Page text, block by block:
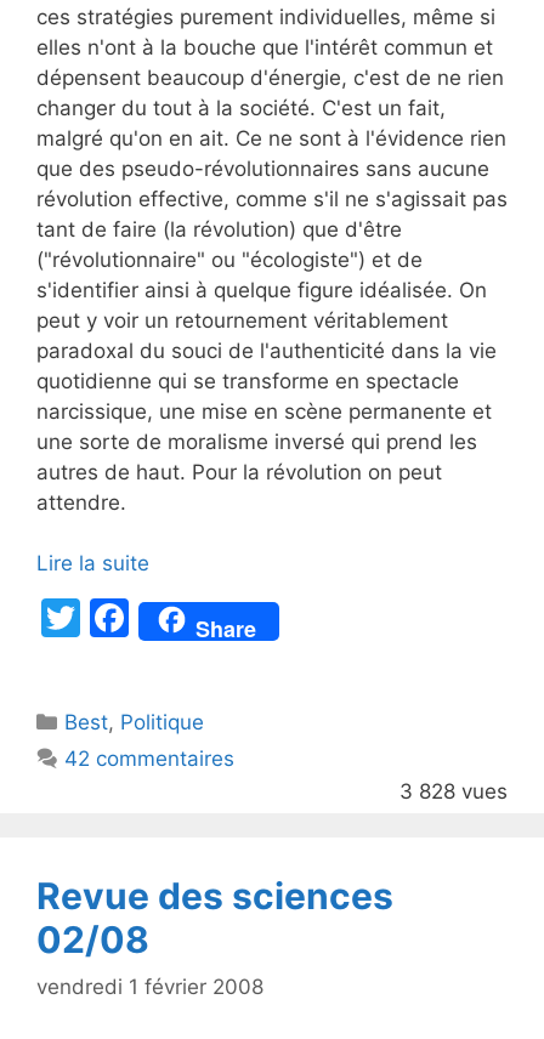
ces stratégies purement individuelles, même si
elles n'ont à la bouche que l'intérêt commun et
dépensent beaucoup d'énergie, c'est de ne rien
changer du tout à la société. C'est un fait,
malgré qu'on en ait. Ce ne sont à l'évidence rien
que des pseudo-révolutionnaires sans aucune
révolution effective, comme s'il ne s'agissait pas
tant de faire (la révolution) que d'être
("révolutionnaire" ou "écologiste") et de
s'identifier ainsi à quelque figure idéalisée. On
peut y voir un retournement véritablement
paradoxal du souci de l'authenticité dans la vie
quotidienne qui se transforme en spectacle
narcissique, une mise en scène permanente et
une sorte de moralisme inversé qui prend les
autres de haut. Pour la révolution on peut
attendre.
Lire la suite
T
er
F
a
e
b
k
Share
Catégories
Best, Politique
42 commentaires
3 828 vues
Revue des sciences
02/08
vendredi 1 février 2008